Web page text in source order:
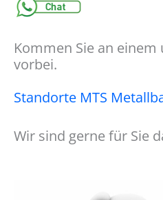
Kommen Sie an
vorbei.
Standorte MTS
Wir sind gerne für Sie